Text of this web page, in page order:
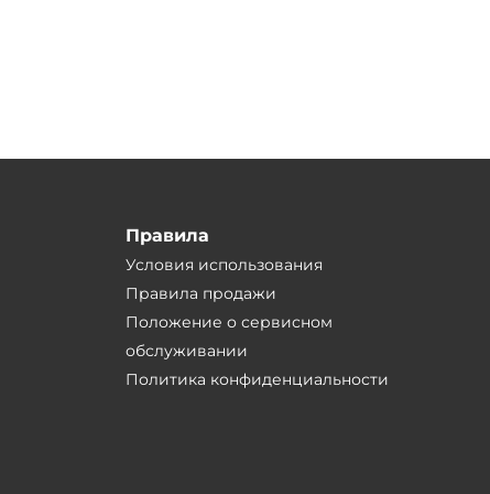
Правила
Условия использования
Правила продажи
Положение о сервисном
обслуживании
Политика конфиденциальности